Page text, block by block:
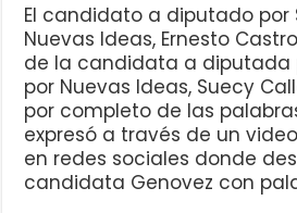
El candidato a diputado por
Nuevas Ideas, Ernesto
de la candidata a diputada
por Nuevas Ideas, Suecy
por completo de las
expresó a través de un
en redes sociales donde
candidata Genovez con